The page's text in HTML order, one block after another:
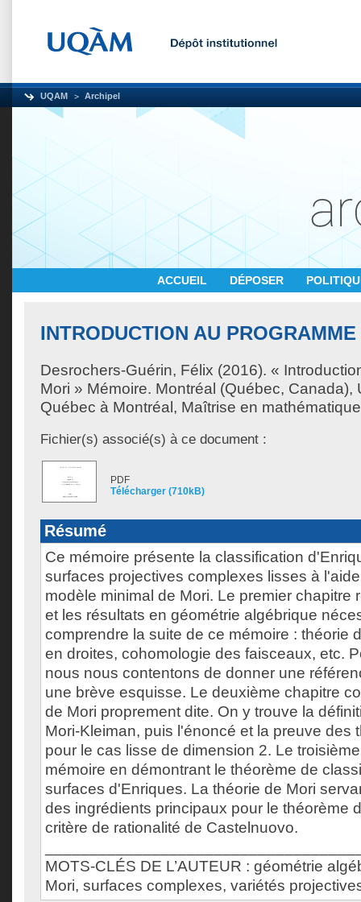
UQAM Archipel
ACCUEIL DÉPOSER
INTRODUCTION AU
Desrochers-Guérin, Félix (2016). «
Mori » Mémoire. Montréal (Québec, Canada),
Québec à Montréal, Maîtrise en
Fichier(s) associé(s) à ce document :
PDF
Télécharger (710kB)
Résumé
Ce mémoire présente la classification
surfaces projectives complexes lisses à
modèle minimal de Mori. Le premier chapitre
et les résultats en géométrie algébrique
comprendre la suite de ce mémoire : théorie
en droites, cohomologie des faisceaux, etc.
nous nous contentons de donner une
une brève esquisse. Le deuxième chapitre
de Mori proprement dite. On y trouve la
Mori-Kleiman, puis l'énoncé et la preuve des
pour le cas lisse de dimension 2. Le
mémoire en démontrant le théorème de
surfaces d'Enriques. La théorie de Mori
des ingrédients principaux pour le théorème
critère de rationalité de Castelnuovo.
MOTS-CLÉS DE L’AUTEUR : géométrie
Mori, surfaces complexes, variétés